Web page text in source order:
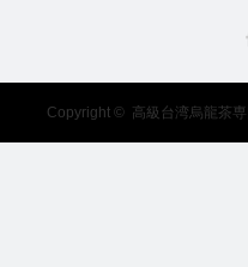
Copyright © 高級台湾烏龍茶